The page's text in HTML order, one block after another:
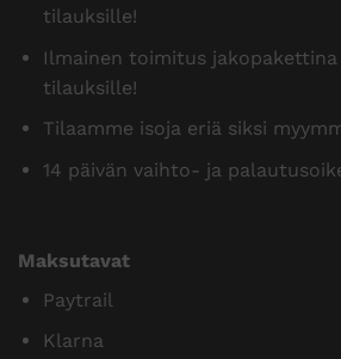
tilauksille!
Ilmainen toimitus
tilauksille!
Tilaamme isoja eriä siksi
14 päivän vaihto- ja
Maksutavat
Paytrail
Klarna